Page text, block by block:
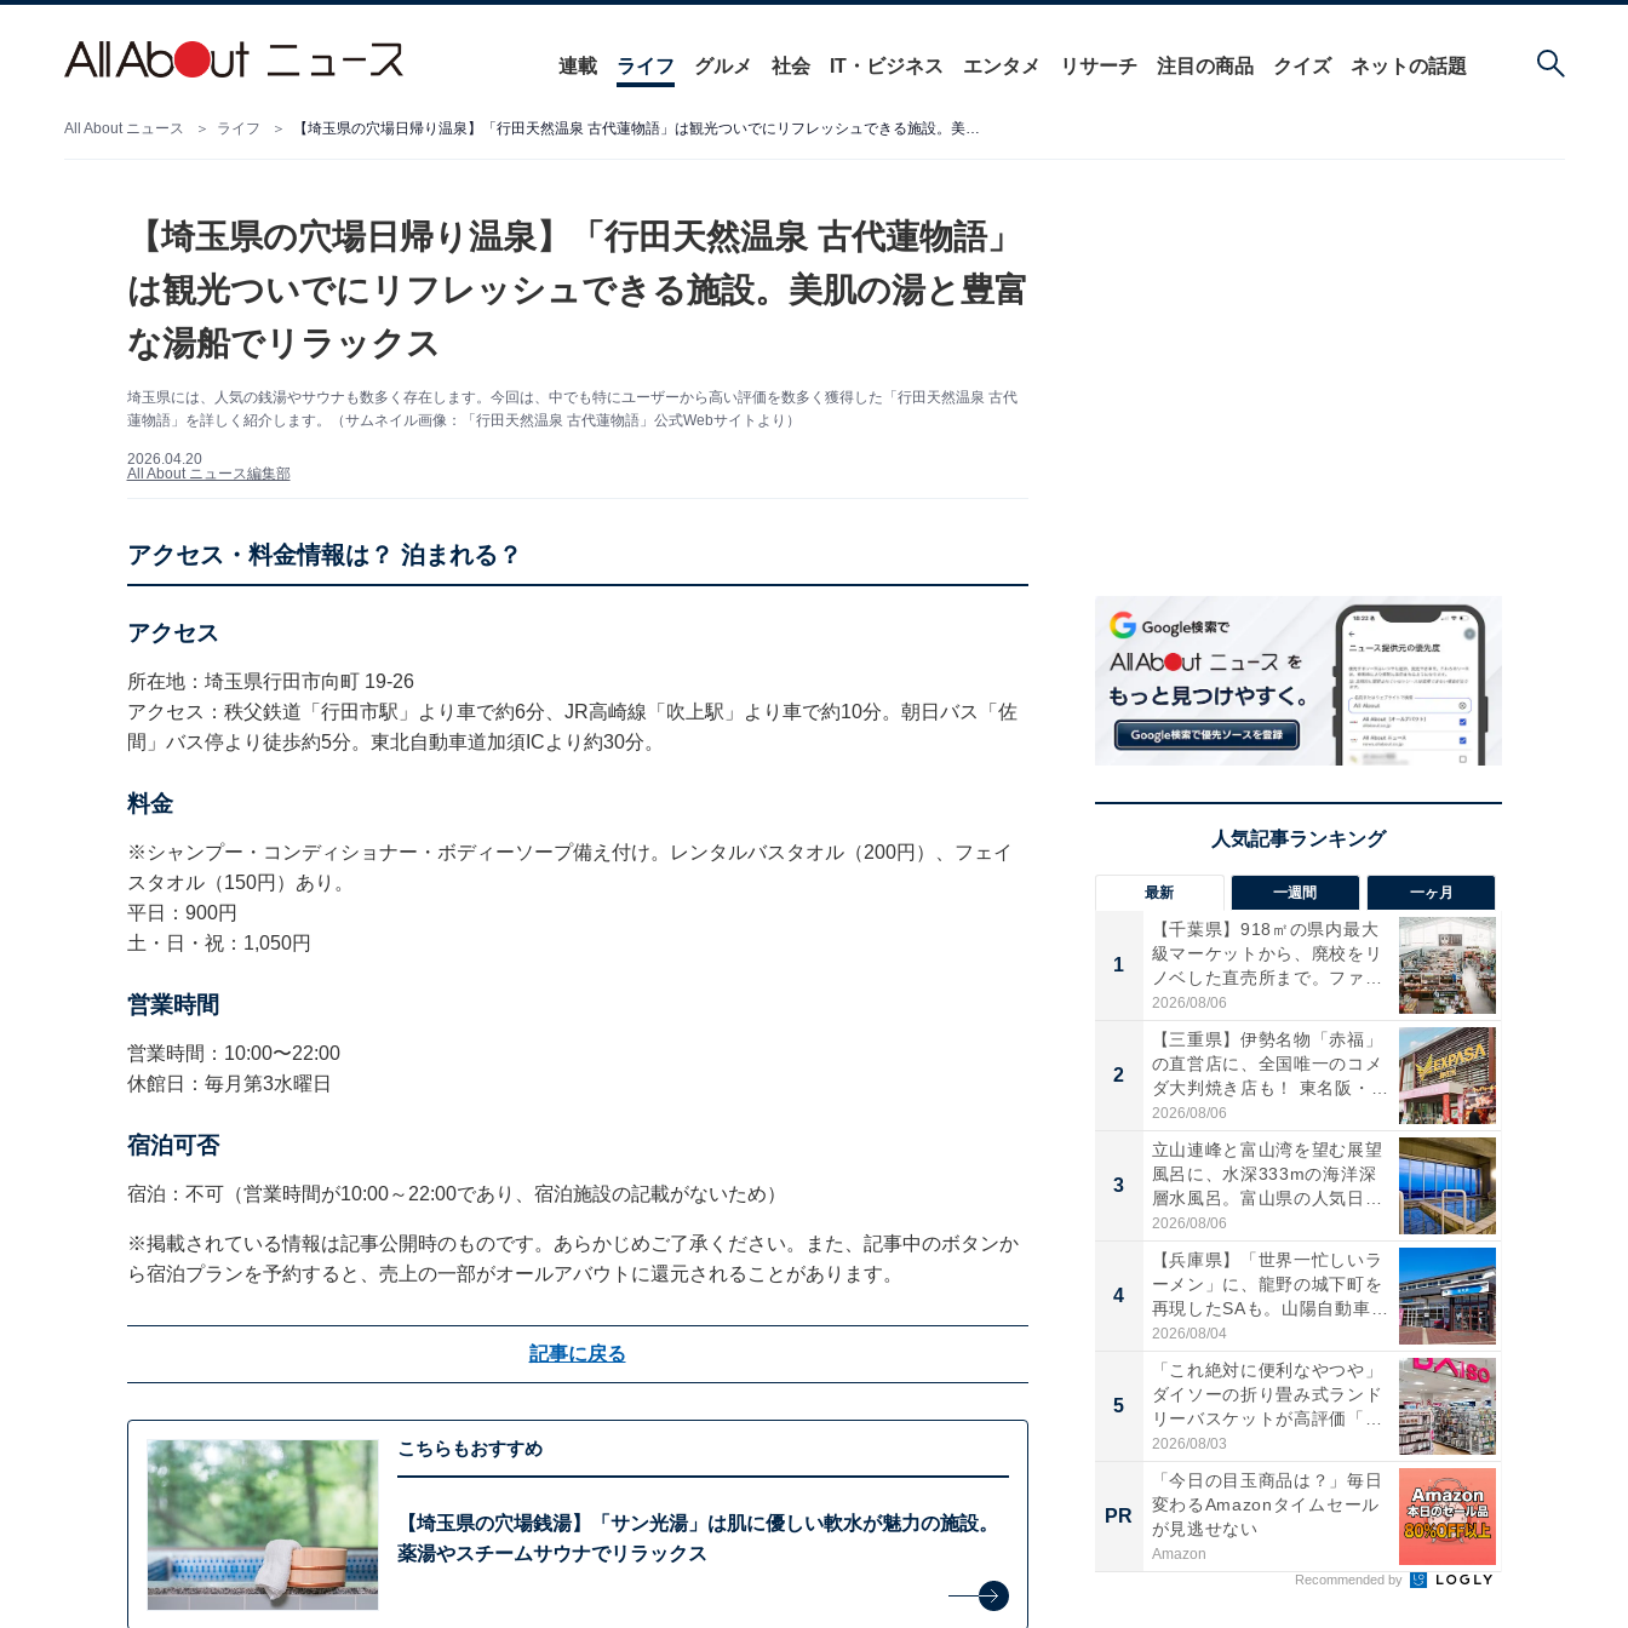
連載 ライフ グルメ 社会 IT・ビジネス エンタメ リサーチ 注目の商品 クイズ ネットの話題
All About ニュース ライフ 【埼玉県の穴場日帰り温泉】「行田天然温泉 古代蓮物語」は観光ついでにリフレッシュできる施設。美肌の湯と豊富な湯船でリラックス
【埼玉県の穴場日帰り温泉】「行田天然温泉 古代蓮物語」
は観光ついでにリフレッシュできる施設。美肌の湯と豊富
な湯船でリラックス
埼玉県には、人気の銭湯やサウナも数多く存在します。今回は、中でも特にユーザーから高い評価を数多く獲得した「行田天然温泉 古代
蓮物語」を詳しく紹介します。（サムネイル画像：「行田天然温泉 古代蓮物語」公式Webサイトより）
2026.04.20
All About ニュース編集部
アクセス・料金情報は？ 泊まれる？
アクセス
所在地：埼玉県行田市向町 19-26
アクセス：秩父鉄道「行田市駅」より車で約6分、JR高崎線「吹上駅」より車で約10分。朝日バス「佐
間」バス停より徒歩約5分。東北自動車道加須ICより約30分。
料金
※シャンプー・コンディショナー・ボディーソープ備え付け。レンタルバスタオル（200円）、フェイ
スタオル（150円）あり。
平日：900円
土・日・祝：1,050円
営業時間
営業時間：10:00〜22:00
休館日：毎月第3水曜日
宿泊可否
宿泊：不可（営業時間が10:00～22:00であり、宿泊施設の記載がないため）
※掲載されている情報は記事公開時のものです。あらかじめご了承ください。また、記事中のボタンか
ら宿泊プランを予約すると、売上の一部がオールアバウトに還元されることがあります。
記事に戻る
こちらもおすすめ
【埼玉県の穴場銭湯】「サン光湯」は肌に優しい軟水が魅力の施設。
薬湯やスチームサウナでリラックス
最新 一週間 一ヶ月
1
【千葉県】918㎡の県内最大
級マーケットから、廃校をリ
ノベした直売所まで。ファ
ー...
2026/08/06
2
【三重県】伊勢名物「赤福」
の直営店に、全国唯一のコメ
ダ大判焼き店も！ 東名阪・
伊...
2026/08/06
3
立山連峰と富山湾を望む展望
風呂に、水深333mの海洋深
層水風呂。富山県の人気日
帰...
2026/08/06
4
【兵庫県】「世界一忙しいラ
ーメン」に、龍野の城下町を
再現したSAも。山陽自動車
道...
2026/08/04
5
「これ絶対に便利なやつや」
ダイソーの折り畳み式ランド
リーバスケットが高評価「使
わ...
2026/08/03
PR
「今日の目玉商品は？」毎日
変わるAmazonタイムセール
が見逃せない
Amazon
Recommended by